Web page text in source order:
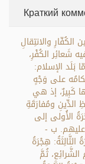
Краткий
والانتِقالِ
شَعائِر الكُفْرِ،
بَلَد الإسلام:
على وَجْهٍ
كَبِيرٌ، إذ هي
الدِّينِ ومُفارَقَةِ
الأُولى إلى
عليهم. ب -
الثَّالِثَةُ: هِجْرَةُ
ثُمَّ